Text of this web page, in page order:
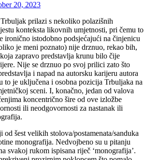
20, 2023
prilazi s nekoliko polazišnih
konteksta likovnih umjetnosti, pri čemu to
ironično istodobno podsjećajući na činjenicu
je meni poznato) nije drznuo, rekao bih,
koja zapravo predstavlja krunu bilo čije
Nije se drznuo po svoj prilici zato što
i napad na autorsku karijeru autora
to je uključena i osobna pozicija Trbuljaka na
sceni. I, konačno, jedan od valova
koncentrično šire od ove izložbe
ili neodgovornosti za nastanak ili
od šest velikih stolova/postamenata/sanduka
monografija. Nedvojbeno su u pitanju
svakoj rukom ispisana riječ ‘monografija’.